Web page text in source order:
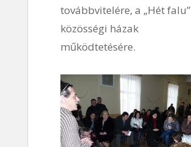
továbbvitelére, a „Hét falu”
közösségi házak
működtetésére.